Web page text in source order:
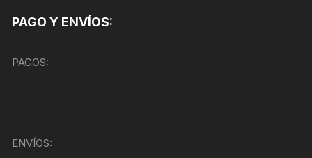
PAGO Y ENVÍOS:
PAGOS:
ENVÍOS: